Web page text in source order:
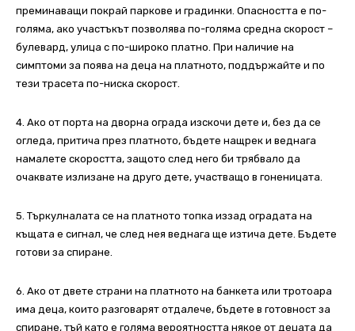
преминаващи покрай паркове и градинки. Опасността е по-
голяма, ако участъкът позволява по-голяма средна скорост –
булевард, улица с по-широко платно. При наличие на
симптоми за поява на деца на платното, поддържайте и по
тези трасета по-ниска скорост.
4. Ако от порта на дворна ограда изскочи дете и, без да се
огледа, притича през платното, бъдете нащрек и веднага
намалете скоростта, защото след него би трябвало да
очаквате излизане на друго дете, участващо в гоненицата.
5. Търкулналата се на платното топка иззад оградата на
къщата е сигнал, че след нея веднага ще изтича дете. Бъдете
готови за спиране.
6. Ако от двете страни на платното на банкета или тротоара
има деца, които разговарят отдалече, бъдете в готовност за
спиране, тъй като е голяма вероятността някое от децата да